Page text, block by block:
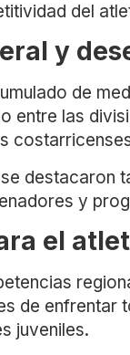
del
y
de
entre las
destacaron
y
el
de enfrentar
juveniles.